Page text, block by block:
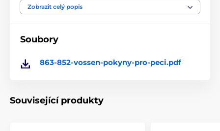
společníka do sauny.
S našitou kapsou – ideální pro uložení drobných
Rozměry: 60 x 140 cm
Zobrazit celý popis
Soubory
863-852-vossen-pokyny-pro-peci.pdf
Související produkty